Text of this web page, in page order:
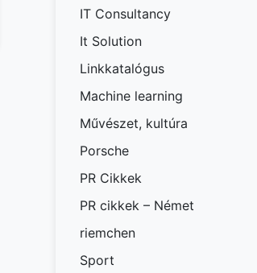
IT Consultancy
It Solution
Linkkatalógus
Machine learning
Művészet, kultúra
Porsche
PR Cikkek
PR cikkek – Német
riemchen
Sport